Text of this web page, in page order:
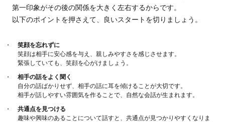
第一印象がその後の関係を大きく左右するからです。
以下のポイントを押さえて、良いスタートを切りましょう。
笑顔を忘れずに
笑顔は相手に安心感を与え、親しみやすさを感じさせます。
緊張していても、笑顔を心がけましょう。
相手の話をよく聞く
自分の話ばかりせず、相手の話に耳を傾けることが大切です。
相手が話しやすい雰囲気を作ることで、自然な会話が生まれます。
共通点を見つける
趣味や興味のあることについて話すと、共通点が見つかりやすくなりま